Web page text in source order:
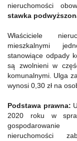
nieruchomości
stawka
Właściciele
mieszkalnymi
stanowiące odpady
są zwolnieni w
komunalnymi. Ulga
wynosi 0,30 zł na
Podstawa prawna:
2020 roku w
gospodarowanie
nieruchomości